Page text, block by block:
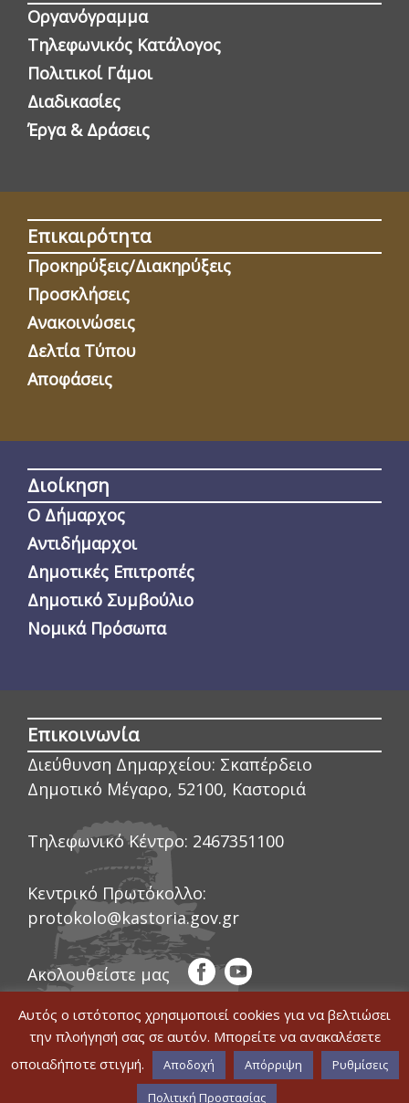
Οργανόγραμμα
Τηλεφωνικός Κατάλογος
Πολιτικοί Γάμοι
Διαδικασίες
Έργα & Δράσεις
Επικαιρότητα
Προκηρύξεις/Διακηρύξεις
Προσκλήσεις
Ανακοινώσεις
Δελτία Τύπου
Αποφάσεις
Διοίκηση
Ο Δήμαρχος
Αντιδήμαρχοι
Δημοτικές Επιτροπές
Δημοτικό Συμβούλιο
Νομικά Πρόσωπα
Επικοινωνία
Διεύθυνση Δημαρχείου: Σκαπέρδειο
Δημοτικό Μέγαρο, 52100, Καστοριά
Τηλεφωνικό Κέντρο: 2467351100
Κεντρικό Πρωτόκολλο:
protokolo@kastoria.gov.gr
Ακολουθείστε μας
© COPYRIGHT ΔΗΜΟΣ ΚΑΣΤΟΡΙΑΣ 2020
WEB DEVELOPMENT BY ΕΓΚΡΙΤΟΣ
GRAPHICS DESIGN BY CIRCUS
Δήλωση Προσβασιμότητας
Αυτός ο ιστότοπος χρησιμοποιεί cookies για να βελτιώσει
την πλοήγησή σας σε αυτόν. Μπορείτε να ανακαλέσετε
οποιαδήποτε στιγμή.
Αποδοχή Απόρριψη
Ρυθμίσεις
Πολιτική Προστασίας